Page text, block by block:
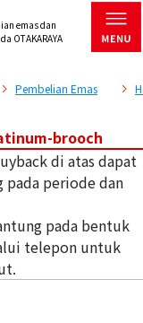
emas dan
OTAKARAYA
Pembelian Emas
brooch
di atas dapat
periode dan
pada bentuk
telepon untuk